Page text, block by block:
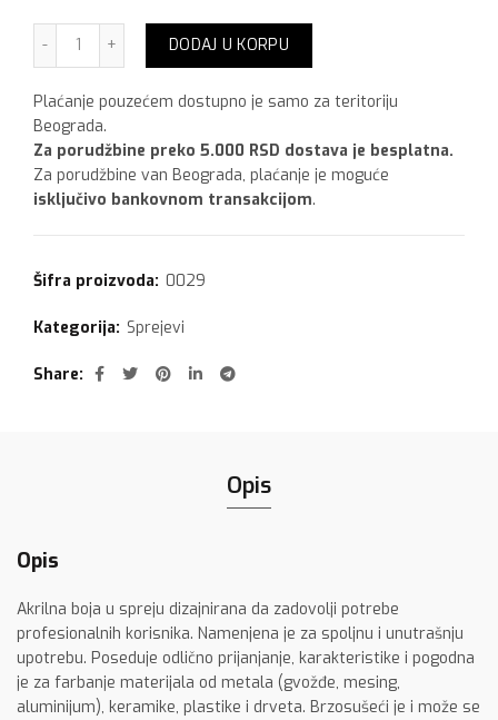
Sprej 400 ml,Siva Ral 7001 količina
DODAJ U KORPU
Plaćanje pouzećem dostupno je samo za teritoriju
Beograda.
Za porudžbine preko 5.000 RSD dostava je besplatna.
Za porudžbine van Beograda, plaćanje je moguće
isključivo bankovnom transakcijom.
Šifra proizvoda: 0029
Kategorija: Sprejevi
Share
Opis
Opis
Akrilna boja u spreju dizajnirana da zadovolji potrebe
profesionalnih korisnika. Namenjena je za spoljnu i unutrašnju
upotrebu. Poseduje odlično prijanjanje, karakteristike i pogodna
je za farbanje materijala od metala (gvožđe, mesing,
aluminijum), keramike, plastike i drveta. Brzosušeći je i može se